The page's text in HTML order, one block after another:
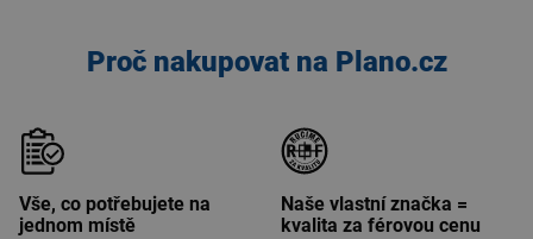
Proč nakupovat na Plano.cz
Vše, co potřebujete na
jednom místě
Naše vlastní značka =
kvalita za férovou cenu